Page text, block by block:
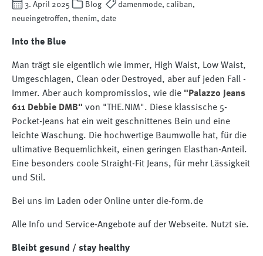
3. April 2025 Blog
damenmode, caliban,
neueingetroffen, thenim, date
Into the Blue
Man trägt sie eigentlich wie immer, High Waist, Low Waist,
Umgeschlagen, Clean oder Destroyed, aber auf jeden Fall -
Immer. Aber auch kompromisslos, wie die "Palazzo Jeans
611 Debbie DMB" von "THE.NIM". Diese klassische 5-
Pocket-Jeans hat ein weit geschnittenes Bein und eine
leichte Waschung. Die hochwertige Baumwolle hat, für die
ultimative Bequemlichkeit, einen geringen Elasthan-Anteil.
Eine besonders coole Straight-Fit Jeans, für mehr Lässigkeit
und Stil.
Bei uns im Laden oder Online unter die-form.de
Alle Info und Service-Angebote auf der Webseite. Nutzt sie.
Bleibt gesund / stay healthy